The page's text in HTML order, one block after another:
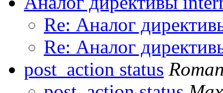
Re: Аналог
Re: Аналог
post_action status